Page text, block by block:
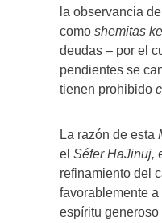
la observancia de
como shemitas
deudas – por el
pendientes se
tienen prohibido
La razón de esta
el Séfer HaJinuj,
refinamiento del
favorablemente
espíritu generoso